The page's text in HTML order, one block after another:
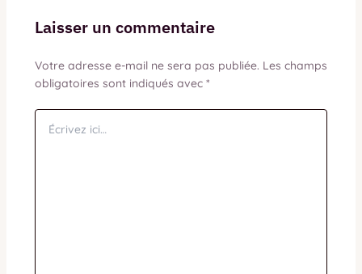
Laisser un commentaire
Votre adresse e-mail ne sera pas publiée. Les champs
obligatoires sont indiqués avec *
Écrivez
ici…